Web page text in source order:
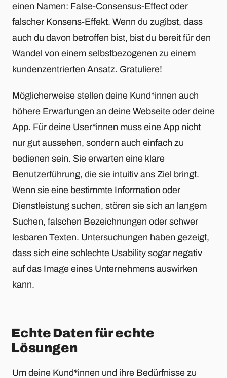
einen Namen: False-Consensus-Effect oder
falscher Konsens-Effekt. Wenn du zugibst, dass
auch du davon betroffen bist, bist du bereit für den
Wandel von einem selbstbezogenen zu einem
kundenzentrierten Ansatz. Gratuliere!
Möglicherweise stellen deine Kund*innen auch
höhere Erwartungen an deine Webseite oder deine
App. Für deine User*innen muss eine App nicht
nur gut aussehen, sondern auch einfach zu
bedienen sein. Sie erwarten eine klare
Benutzerführung, die sie intuitiv ans Ziel bringt.
Wenn sie eine bestimmte Information oder
Dienstleistung suchen, stören sie sich an langem
Suchen, falschen Bezeichnungen oder schwer
lesbaren Texten. Untersuchungen haben gezeigt,
dass sich eine schlechte Usability sogar negativ
auf das Image eines Unternehmens auswirken
kann.
Echte Daten für echte
Lösungen
Um deine Kund*innen und ihre Bedürfnisse zu